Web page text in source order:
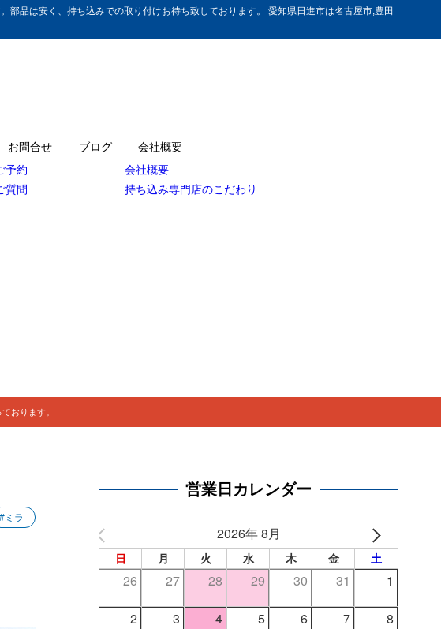
品は安く、持ち込みでの取り付けお待ち致しております。 愛知県日進市は名古屋市,豊田
お問合せ
予約
質問
ブログ
会社概要
会社概要
持ち込み専門店のこだわり
おります。
#ミラ
営業日カレンダー
2026年 8月
日 月 火 水 木 金 土
26 27 28 29 30 31 1
2 3 4 5 6 7 8